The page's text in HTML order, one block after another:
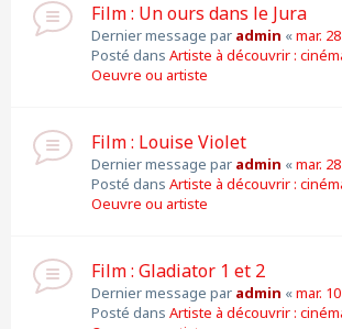
Film : Un ours dans le Jura
Dernier message par admin «mar.
Posté dans Artiste à découvrir :
Oeuvre ou artiste
Film : Louise Violet
Dernier message par admin «mar.
Posté dans Artiste à découvrir :
Oeuvre ou artiste
Film : Gladiator 1 et 2
Dernier message par admin «mar.
Posté dans Artiste à découvrir :